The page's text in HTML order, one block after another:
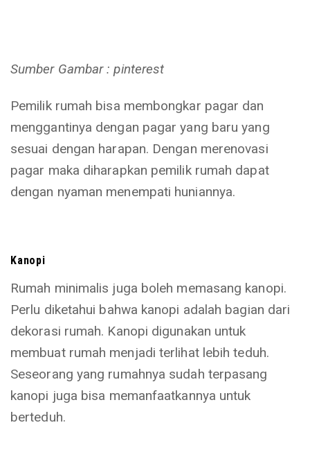
Sumber Gambar : pinterest
Pemilik rumah bisa membongkar pagar dan
menggantinya dengan pagar yang baru yang
sesuai dengan harapan. Dengan merenovasi
pagar maka diharapkan pemilik rumah dapat
dengan nyaman menempati huniannya.
Kanopi
Rumah minimalis juga boleh memasang kanopi.
Perlu diketahui bahwa kanopi adalah bagian dari
dekorasi rumah. Kanopi digunakan untuk
membuat rumah menjadi terlihat lebih teduh.
Seseorang yang rumahnya sudah terpasang
kanopi juga bisa memanfaatkannya untuk
berteduh.